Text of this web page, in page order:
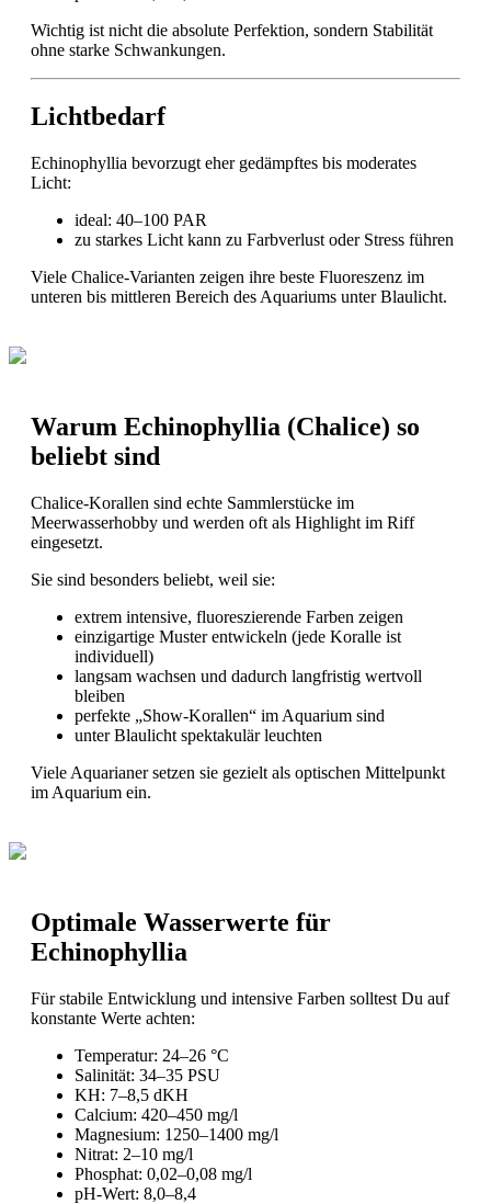
Wichtig ist nicht die absolute Perfektion, sondern Stabilität
ohne starke Schwankungen.
Lichtbedarf
Echinophyllia bevorzugt eher gedämpftes bis moderates
Licht:
ideal: 40–100 PAR
zu starkes Licht kann zu Farbverlust oder Stress führen
Viele Chalice-Varianten zeigen ihre beste Fluoreszenz im
unteren bis mittleren Bereich des Aquariums unter Blaulicht.
Warum Echinophyllia (Chalice) so
beliebt sind
Chalice-Korallen sind echte Sammlerstücke im
Meerwasserhobby und werden oft als Highlight im Riff
eingesetzt.
Sie sind besonders beliebt, weil sie:
extrem intensive, fluoreszierende Farben zeigen
einzigartige Muster entwickeln (jede Koralle ist
individuell)
langsam wachsen und dadurch langfristig wertvoll
bleiben
perfekte „Show-Korallen“ im Aquarium sind
unter Blaulicht spektakulär leuchten
Viele Aquarianer setzen sie gezielt als optischen Mittelpunkt
im Aquarium ein.
Optimale Wasserwerte für
Echinophyllia
Für stabile Entwicklung und intensive Farben solltest Du auf
konstante Werte achten:
Temperatur: 24–26 °C
Salinität: 34–35 PSU
KH: 7–8,5 dKH
Calcium: 420–450 mg/l
Magnesium: 1250–1400 mg/l
Nitrat: 2–10 mg/l
Phosphat: 0,02–0,08 mg/l
pH-Wert: 8,0–8,4